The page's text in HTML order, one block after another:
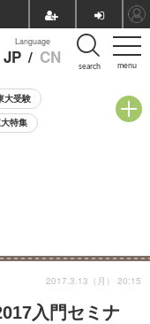
menu
Language
JP / CN search
大受験
特集
入門セミナ
2017.3.13（月） 20:15